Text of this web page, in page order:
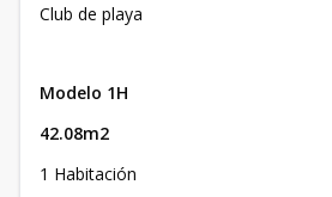
Club de playa
Modelo 1H
42.08m2
1 Habitación